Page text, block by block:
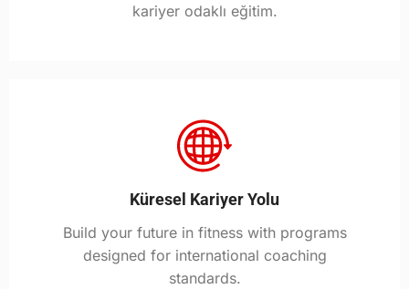
kariyer odaklı eğitim.
Küresel Kariyer Yolu
Build your future in fitness with programs
designed for international coaching
standards.